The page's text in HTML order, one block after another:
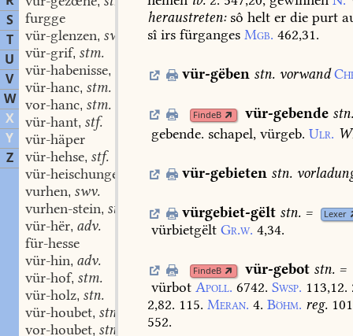
S
T
U
V
W
X
Y
Z
furgge
vür-glenzen, swv.
vür-grif, stm.
vür-habenisse,
vür-hanc, stm.
vor-hanc, stm.
vür-hant, stf.
vür-häper
vür-hehse, stf.
vür-heischunge
vurhen, swv.
vurhen-stein, stm.
vür-hër, adv.
für-hesse
vür-hin, adv.
vür-hof, stm.
vür-holz, stn.
vür-houbet, stn.
vor-houbet, stn.
heraustreten: sô helt er die purt
sî irs fürganges Mgb. 462,31.
vür-gëben stn. vorwand
FindeB vür-gebende
gebende. schapel, vürgeb. Ulr.
vür-gebieten stn.
vürgebiet-gëlt stn. = Lexer
vürbietgëlt Gr.w. 4,34.
FindeB vür-gebot stn. =
vürbot Apoll. 6742. Swsp. 113,12.
2,82. 115. Meran. 4. Böhm. reg. 101
552.